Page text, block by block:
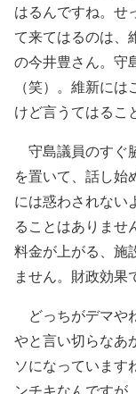
はるんですね。せ
て来てはるのは、
の今井豊さん。守
（笑）。維新に
けど言うてはるこ
守島議員のすぐ
を置いて、話し
には惑わされない
ることはありませ
料金が上がる、施
ません。財政効果
どっちがデマや
やと言い切らなあ
ソになっています
ンチキなんですが